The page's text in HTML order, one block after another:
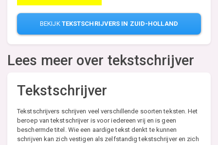
BEKIJK TEKSTSCHRIJVERS IN ZUID-HOLLAND
Lees meer over tekstschrijver
Tekstschrijver
Tekstschrijvers schrijven veel verschillende soorten teksten. Het
beroep van tekstschrijver is voor iedereen vrij en is geen
beschermde titel. Wie een aardige tekst denkt te kunnen
schrijven kan zich vestigen als zelfstandig tekstschrijver en zich